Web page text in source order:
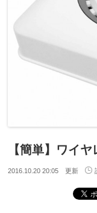
【簡単】ワイ
2016.10.20 20:05 更新